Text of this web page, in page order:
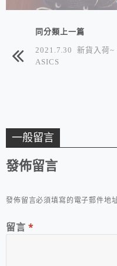
同分類上一篇
2021.7.30 新貨入荷~
ASICS
一般留言
發佈留言
發佈留言必須填寫的電子郵件地
留言 *